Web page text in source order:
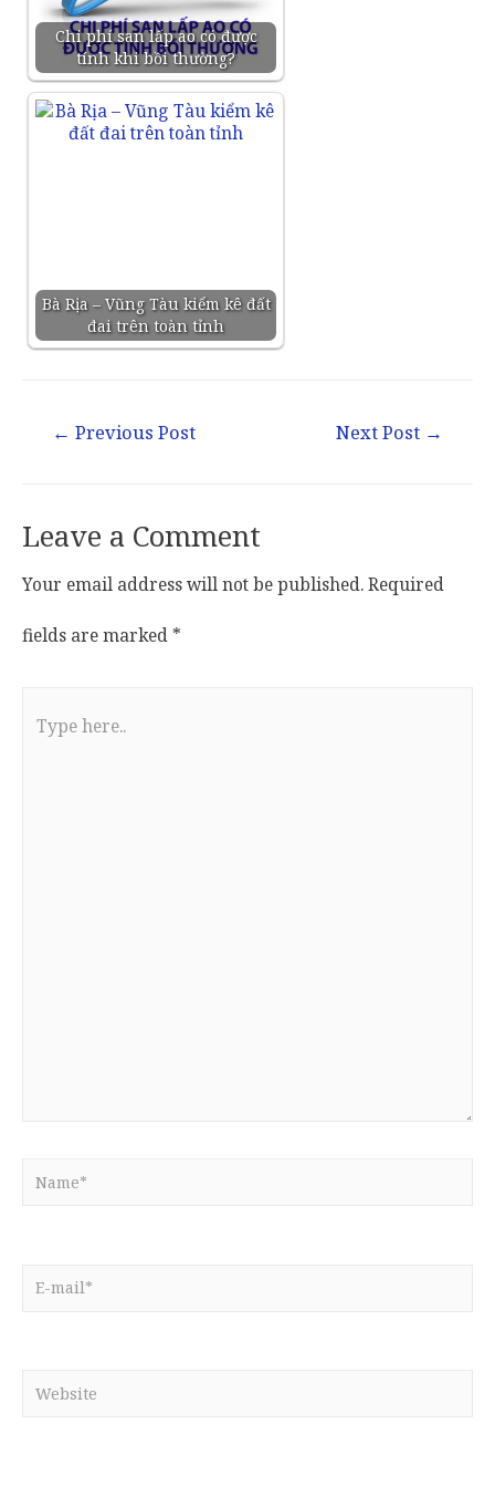
Chi phí san lấp ao có được
tính khi bồi thường?
Bà Rịa – Vũng Tàu kiểm kê đất
đai trên toàn tỉnh
← Previous Post Next Post →
Leave a Comment
Your email address will not be published.Required
fields are marked *